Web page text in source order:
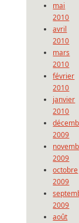
mai
2010
avril
2010
mars
2010
février
2010
janvier
2010
2009
2009
octobre
2009
2009
août